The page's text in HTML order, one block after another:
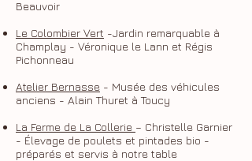
Beauvoir
Le Colombier Vert -Jardin remarquable à
Champlay - Véronique le Lann et Régis
Pichonneau
Atelier Bernasse - Musée des véhicules
anciens - Alain Thuret à Toucy
La Ferme de La Collerie – Christelle Garnier
- Élevage de poulets et pintades bio -
préparés et servis à notre table